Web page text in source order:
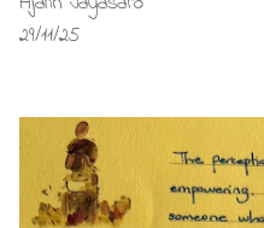
29/11/25